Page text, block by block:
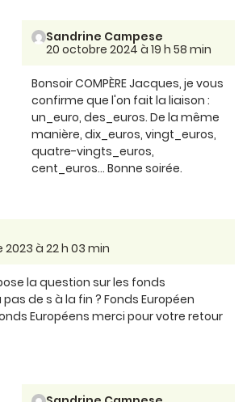
Sandrine Campese
20 octobre 2024 à 19 h 58 min
Bonsoir COMPÈRE Jacques, je vous
confirme que l'on fait la liaison :
un_euro, des_euros. De la même
manière, dix_euros, vingt_euros,
quatre-vingts_euros,
cent_euros... Bonne soirée.
2023 à 22 h 03 min
la question sur les fonds
de s à la fin ? Fonds Européen
Européens merci pour votre retour